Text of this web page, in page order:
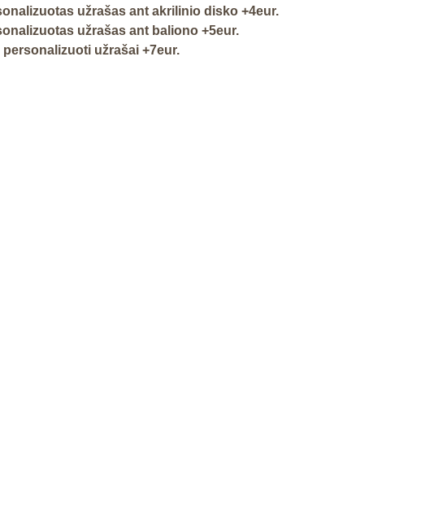
užrašas ant akrilinio disko +4eur.
užrašas ant baliono +5eur.
personalizuoti užrašai +7eur.